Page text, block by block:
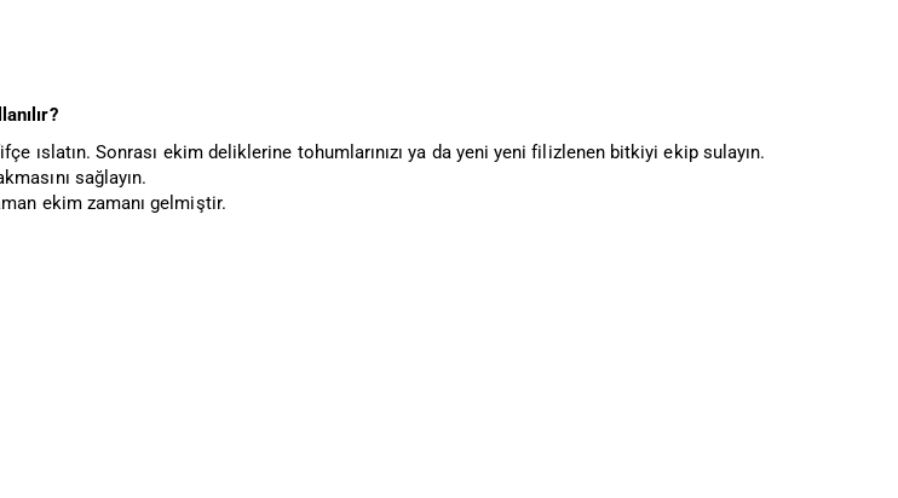
ıslatın. Sonrası ekim deliklerine tohumlarınızı ya da yeni yeni filizlenen bitkiyi ekip sulayın.
sağlayın.
ekim zamanı gelmiştir.